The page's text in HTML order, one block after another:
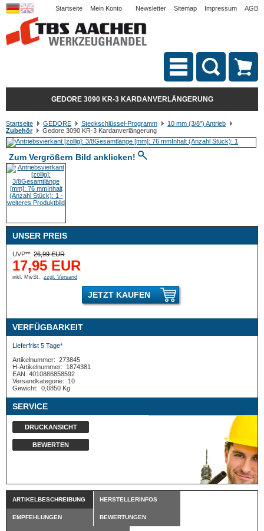
Startseite Mein Konto Newsletter Sitemap Impressum AGB
GEDORE 3090 KR-3 KARDANVERLÄNGERUNG
Startseite GEDORE Steckschlüssel-Programm
10 mm (3/8") Antrieb
Zubehör
Gedore 3090 KR-3 Kardanverlängerung
Zum Vergrößern Bild anklicken!
UNSER PREIS
UVP**: 26,99 EUR
17,95 EUR
inkl. MwSt. zzgl. Versand
JETZT KAUFEN
VERFÜGBARKEIT
Lieferfrist 5 Tage*
Artikelnummer: 273845
H-Artikelnummer:
1874381
EAN: 4010886858592
Versandkategorie:
10
Gewicht: 0,0850 Kg
SERVICE
DRUCKANSICHT
BEWERTEN
ARTIKELBESCHREIBUNG HERSTELLERINFOS
EMPFEHLUNGEN BEWERTUNGEN